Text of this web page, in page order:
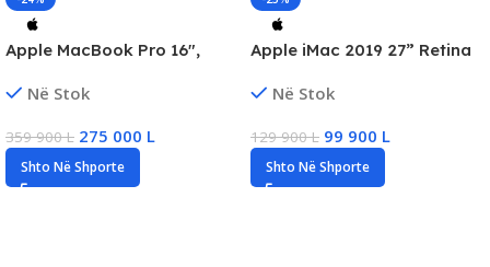
Apple MacBook Pro 16″,
1TB SSD, New
Në Stok
359 900L 275 000 L
Shto Në Shporte
Apple iMac 2019 27” Retina
500GB SSD, Radeon
Në Stok
129 900L 99 900 L
Shto Në Shporte